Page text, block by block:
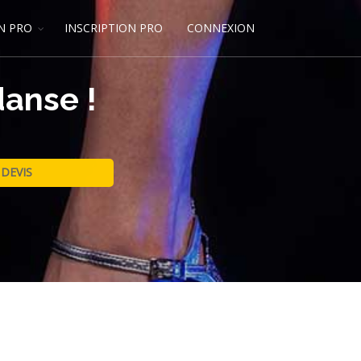
PRO INSCRIPTION PRO CONNEXION
!